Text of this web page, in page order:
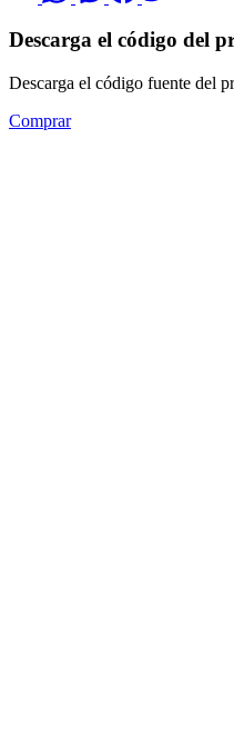
Descarga el código del
Descarga el código fuente del
Comprar